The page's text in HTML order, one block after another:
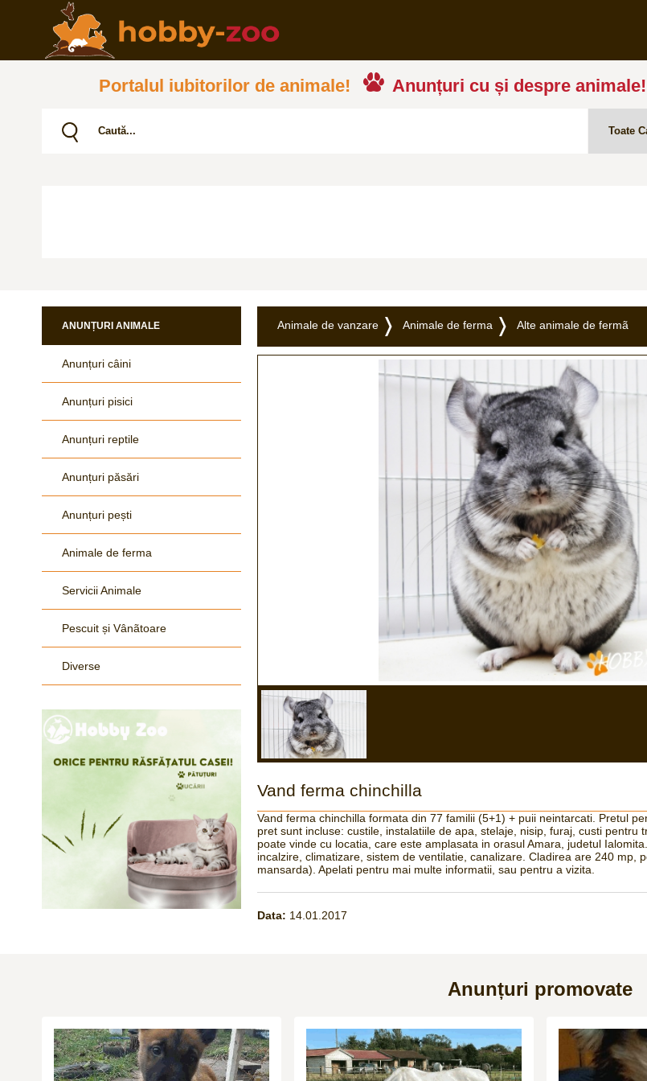
Portalul iubitorilor de animale! Anunțuri cu și despre animale!
ANUNȚURI ANIMALE
Anunțuri câini
Anunțuri pisici
Anunțuri reptile
Anunțuri păsări
Anunțuri pești
Animale de ferma
Servicii Animale
Pescuit și Vânãtoare
Diverse
Animale de vanzare Animale de ferma Alte animale de fermã
Vand ferma chinchilla
Vand ferma chinchilla formata din 77 familii (5+1) + puii neintarcati. Pretul
pret sunt incluse: custile, instalatiile de apa, stelaje, nisip, furaj, custi pentru
poate vinde cu locatia, care este amplasata in orasul Amara, judetul
incalzire, climatizare, sistem de ventilatie, canalizare. Cladirea are 240 mp,
mansarda). Apelati pentru mai multe informatii, sau pentru a vizita.
Data: 14.01.2017
Anunțuri promovate